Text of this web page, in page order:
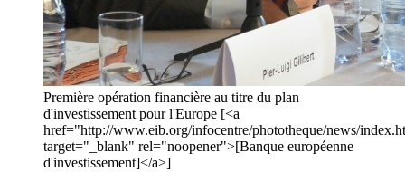
Première opération financière au titre du plan
d'investissement pour l'Europe [<a
href="http://www.eib.org/infocentre/phototheque/news/
target="_blank" rel="noopener">[Banque européenne
d'investissement]</a>]